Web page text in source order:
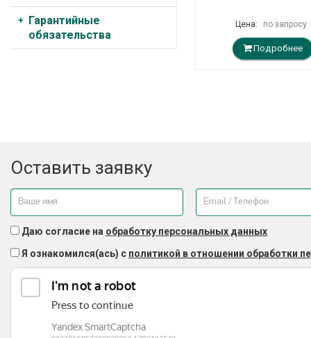
Цена: по запросу
Подробнее
Гарантийные
обязательства
Оставить заявку
Даю согласие на обработку персональных данных
Я ознакомился(ась) с политикой в отношении обработки